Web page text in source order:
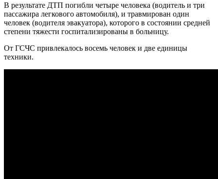
В результате ДТП погибли четыре человека (водитель и три
пассажира легкового автомобиля), и травмирован один
человек (водителя эвакуатора), которого в состоянии средней
степени тяжести госпитализированы в больницу.
От ГСЧС привлекалось восемь человек и две единицы
техники.